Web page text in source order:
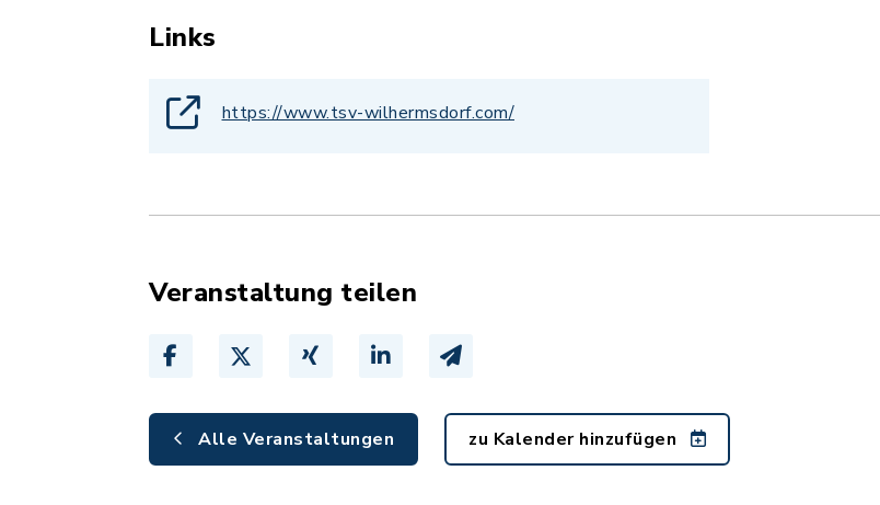
Links
https://www.tsv-wilhermsdorf.com/
Veranstaltung teilen
Alle Veranstaltungen zu Kalender hinzufügen